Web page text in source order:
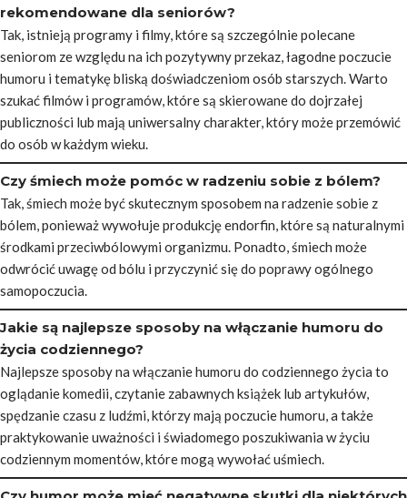
rekomendowane dla seniorów?
Tak, istnieją programy i filmy, które są szczególnie polecane
seniorom ze względu na ich pozytywny przekaz, łagodne poczucie
humoru i tematykę bliską doświadczeniom osób starszych. Warto
szukać filmów i programów, które są skierowane do dojrzałej
publiczności lub mają uniwersalny charakter, który może przemówić
do osób w każdym wieku.
Czy śmiech może pomóc w radzeniu sobie z bólem?
Tak, śmiech może być skutecznym sposobem na radzenie sobie z
bólem, ponieważ wywołuje produkcję endorfin, które są naturalnymi
środkami przeciwbólowymi organizmu. Ponadto, śmiech może
odwrócić uwagę od bólu i przyczynić się do poprawy ogólnego
samopoczucia.
Jakie są najlepsze sposoby na włączanie humoru do
życia codziennego?
Najlepsze sposoby na włączanie humoru do codziennego życia to
oglądanie komedii, czytanie zabawnych książek lub artykułów,
spędzanie czasu z ludźmi, którzy mają poczucie humoru, a także
praktykowanie uważności i świadomego poszukiwania w życiu
codziennym momentów, które mogą wywołać uśmiech.